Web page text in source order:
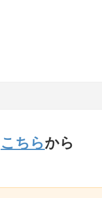
こちらから